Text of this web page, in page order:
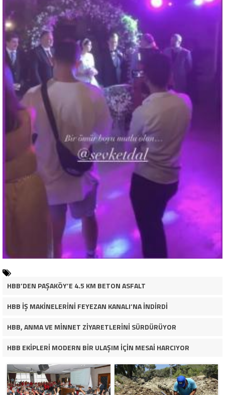
HBB’DEN PAŞAKÖY’E 4.5 KM BETON ASFALT
HBB İŞ MAKİNELERİNİ FEYEZAN KANALI’NA İNDİRDİ
HBB, ANMA VE MİNNET ZİYARETLERİNİ SÜRDÜRÜYOR
HBB EKİPLERİ MODERN BİR ULAŞIM İÇİN MESAİ HARCIYOR